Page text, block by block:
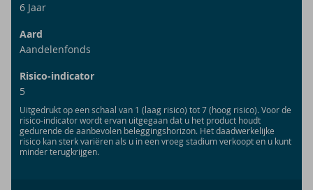
6 Jaar
Aard
Aandelenfonds
Risico-indicator
5
Uitgedrukt op een schaal van 1 (laag risico) tot 7 (hoog risico). Voor de
risico-indicator wordt ervan uitgegaan dat u het product houdt
gedurende de aanbevolen beleggingshorizon. Het daadwerkelijke
risico kan sterk variëren als u in een vroeg stadium verkoopt en u kunt
minder terugkrijgen.